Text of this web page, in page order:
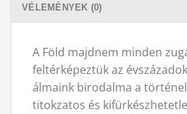
VÉLEMÉNYEK (0)
A Föld majdnem minden
feltérképeztük az
álmaink birodalma a
titokzatos és